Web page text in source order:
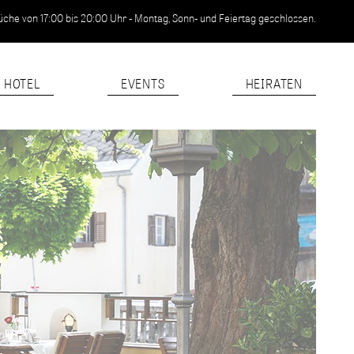
von 17:00 bis 20:00 Uhr - Montag, Sonn- und Feiertag geschlossen.
HOTEL EVENTS HEIRATEN